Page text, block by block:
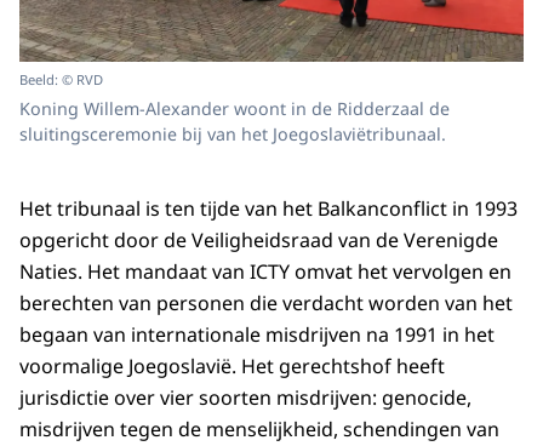
Beeld: © RVD
Koning Willem-Alexander woont in de Ridderzaal de
sluitingsceremonie bij van het Joegoslaviëtribunaal.
Het tribunaal is ten tijde van het Balkanconflict in 1993
opgericht door de Veiligheidsraad van de Verenigde
Naties. Het mandaat van ICTY omvat het vervolgen en
berechten van personen die verdacht worden van het
begaan van internationale misdrijven na 1991 in het
voormalige Joegoslavië. Het gerechtshof heeft
jurisdictie over vier soorten misdrijven: genocide,
misdrijven tegen de menselijkheid, schendingen van